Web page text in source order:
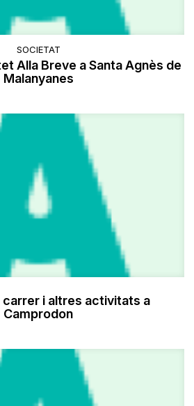
SOCIETAT
Alla Breve a Santa Agnès de
Malanyanes
carrer i altres activitats a
Camprodon